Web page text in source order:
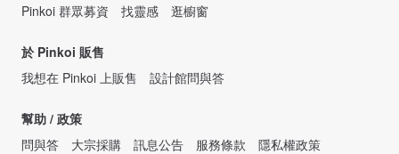
Pinkoi 群眾募資
找靈感 逛櫥窗
於 Pinkoi 販售
我想在 Pinkoi 上販售
設計館問與答
幫助 / 政策
問與答
大宗採購 訊息公告 服務條款
隱私權政策